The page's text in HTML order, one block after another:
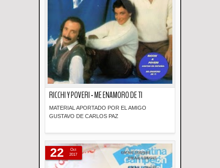
RICCHI Y POVERI - ME ENAMORO DE TI
MATERIAL APORTADO POR EL AMIGO
GUSTAVO DE CARLOS PAZ
22
Oct
2017